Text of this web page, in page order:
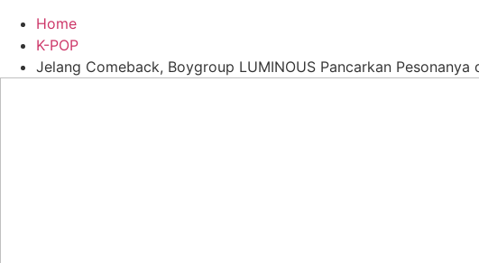
Home
K-POP
Jelang Comeback, Boygroup LUMINOUS Pancarkan Pesonanya